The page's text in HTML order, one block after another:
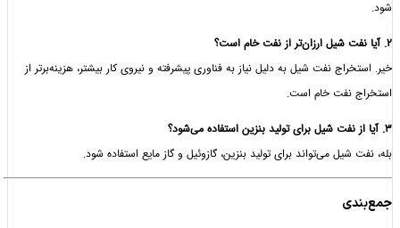
نفت شیل به دلیل نیاز به فناوری پیشرفته و نیروی کار بیشتر، هزینه‌برتر از
نفت خام است.
می‌تواند برای تولید بنزین، گازوئیل و گاز مایع استفاده شود.